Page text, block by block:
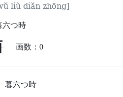
liù diǎn zhōng]
つ時
画数： 0
暮六つ時